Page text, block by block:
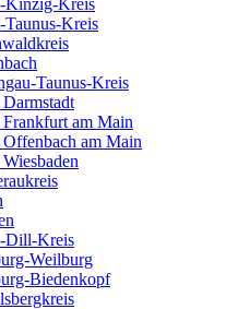
Kinzig-Kreis
Taunus-Kreis
Taunus-Kreis
Darmstadt
Frankfurt am Main
Offenbach am Main
Wiesbaden
Dill-Kreis
Weilburg
Biedenkopf